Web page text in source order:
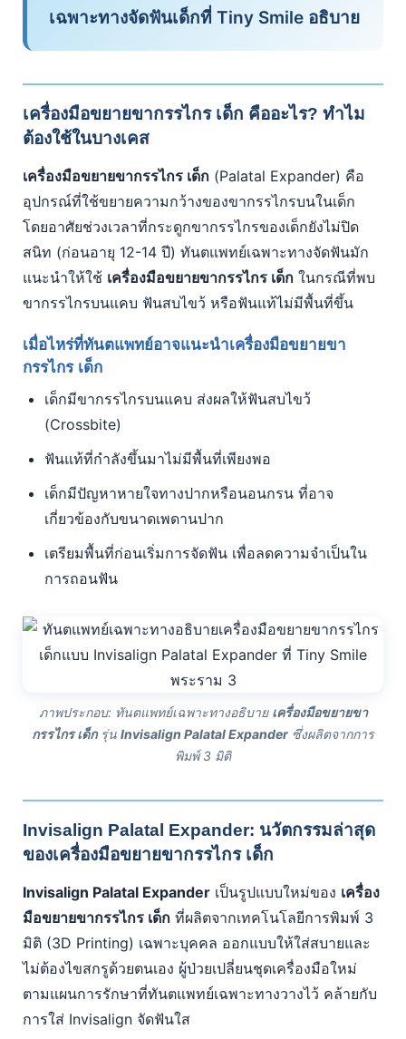
เฉพาะทางจัดฟันเด็กที่ Tiny Smile อธิบาย
เครื่องมือขยายขากรรไกร เด็ก คืออะไร? ทำไม
ต้องใช้ในบางเคส
เครื่องมือขยายขากรรไกร เด็ก (Palatal Expander) คือ
อุปกรณ์ที่ใช้ขยายความกว้างของขากรรไกรบนในเด็ก
โดยอาศัยช่วงเวลาที่กระดูกขากรรไกรของเด็กยังไม่ปิด
สนิท (ก่อนอายุ 12-14 ปี) ทันตแพทย์เฉพาะทางจัดฟันมัก
แนะนำให้ใช้ เครื่องมือขยายขากรรไกร เด็ก ในกรณีที่พบ
ขากรรไกรบนแคบ ฟันสบไขว้ หรือฟันแท้ไม่มีพื้นที่ขึ้น
เมื่อไหร่ที่ทันตแพทย์อาจแนะนำเครื่องมือขยายขา
กรรไกร เด็ก
เด็กมีขากรรไกรบนแคบ ส่งผลให้ฟันสบไขว้
(Crossbite)
ฟันแท้ที่กำลังขึ้นมาไม่มีพื้นที่เพียงพอ
เด็กมีปัญหาหายใจทางปากหรือนอนกรน ที่อาจ
เกี่ยวข้องกับขนาดเพดานปาก
เตรียมพื้นที่ก่อนเริ่มการจัดฟัน เพื่อลดความจำเป็นใน
การถอนฟัน
ภาพประกอบ: ทันตแพทย์เฉพาะทางอธิบาย เครื่องมือขยายขา
กรรไกร เด็กรุ่น Invisalign Palatal Expander ซึ่งผลิตจากการ
พิมพ์ 3 มิติ
Invisalign Palatal Expander: นวัตกรรมล่าสุด
ของเครื่องมือขยายขากรรไกร เด็ก
Invisalign Palatal Expander เป็นรูปแบบใหม่ของ เครื่อง
มือขยายขากรรไกร เด็ก ที่ผลิตจากเทคโนโลยีการพิมพ์ 3
มิติ (3D Printing) เฉพาะบุคคล ออกแบบให้ใส่สบายและ
ไม่ต้องไขสกรูด้วยตนเอง ผู้ป่วยเปลี่ยนชุดเครื่องมือใหม่
ตามแผนการรักษาที่ทันตแพทย์เฉพาะทางวางไว้ คล้ายกับ
การใส่ Invisalign จัดฟันใส